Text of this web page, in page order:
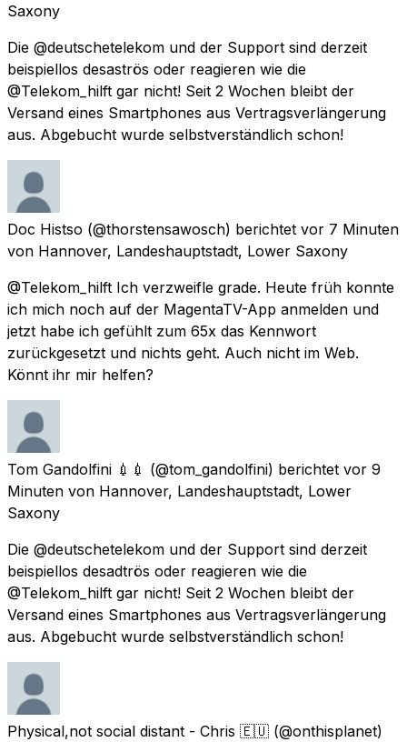
Saxony
Die @deutschetelekom und der Support sind derzeit
beispiellos desaströs oder reagieren wie die
@Telekom_hilft gar nicht! Seit 2 Wochen bleibt der
Versand eines Smartphones aus Vertragsverlängerung
aus. Abgebucht wurde selbstverständlich schon!
Doc Histso (@thorstensawosch) berichtet vor 7 Minuten
von Hannover, Landeshauptstadt, Lower Saxony
@Telekom_hilft Ich verzweifle grade. Heute früh konnte
ich mich noch auf der MagentaTV-App anmelden und
jetzt habe ich gefühlt zum 65x das Kennwort
zurückgesetzt und nichts geht. Auch nicht im Web.
Könnt ihr mir helfen?
Tom Gandolfini 💉💉 (@tom_gandolfini) berichtet vor 9
Minuten von Hannover, Landeshauptstadt, Lower
Saxony
Die @deutschetelekom und der Support sind derzeit
beispiellos desadtrös oder reagieren wie die
@Telekom_hilft gar nicht! Seit 2 Wochen bleibt der
Versand eines Smartphones aus Vertragsverlängerung
aus. Abgebucht wurde selbstverständlich schon!
Physical,not social distant - Chris 🇪🇺 (@onthisplanet)